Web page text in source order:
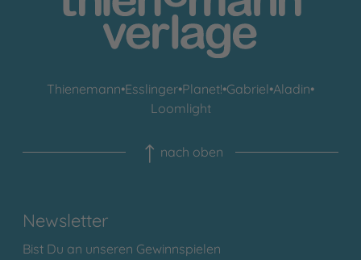
Thienemann•Esslinger•Planet!•Gabriel•Aladin•
Loomlight
nach oben
Newsletter
Bist Du an unseren Gewinnspielen